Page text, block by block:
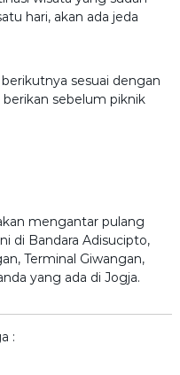
hari, akan ada jeda
sesuai dengan
sebelum piknik
mengantar pulang
di Bandara Adisucipto,
Terminal Giwangan,
yang ada di Jogja.
: